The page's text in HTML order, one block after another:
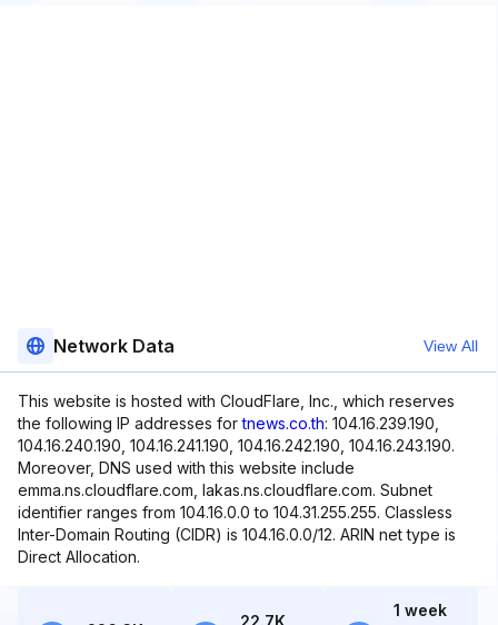
Network Data View All
This website is hosted with CloudFlare, Inc., which reserves
the following IP addresses fortnews.co.th: 104.16.239.190,
104.16.240.190, 104.16.241.190, 104.16.242.190, 104.16.243.190.
Moreover, DNS used with this website include
emma.ns.cloudflare.com, lakas.ns.cloudflare.com. Subnet
identifier ranges from 104.16.0.0 to 104.31.255.255. Classless
Inter-Domain Routing (CIDR) is 104.16.0.0/12. ARIN net type is
Direct Allocation.
22.7K
1 week